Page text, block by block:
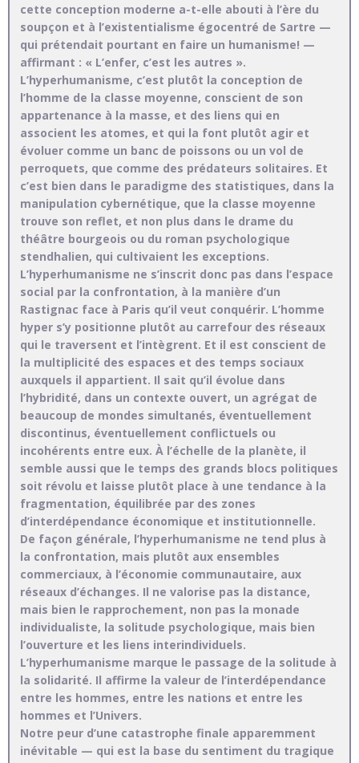
cette conception moderne a-t-elle abouti à l’ère du
soupçon et à l’existentialisme égocentré de Sartre —
qui prétendait pourtant en faire un humanisme! —
affirmant : « L’enfer, c’est les autres ».
L’hyperhumanisme, c’est plutôt la conception de
l’homme de la classe moyenne, conscient de son
appartenance à la masse, et des liens qui en
associent les atomes, et qui la font plutôt agir et
évoluer comme un banc de poissons ou un vol de
perroquets, que comme des prédateurs solitaires. Et
c’est bien dans le paradigme des statistiques, dans la
manipulation cybernétique, que la classe moyenne
trouve son reflet, et non plus dans le drame du
théâtre bourgeois ou du roman psychologique
stendhalien, qui cultivaient les exceptions.
L’hyperhumanisme ne s’inscrit donc pas dans l’espace
social par la confrontation, à la manière d’un
Rastignac face à Paris qu’il veut conquérir. L’homme
hyper s’y positionne plutôt au carrefour des réseaux
qui le traversent et l’intègrent. Et il est conscient de
la multiplicité des espaces et des temps sociaux
auxquels il appartient. Il sait qu’il évolue dans
l’hybridité, dans un contexte ouvert, un agrégat de
beaucoup de mondes simultanés, éventuellement
discontinus, éventuellement conflictuels ou
incohérents entre eux. À l’échelle de la planète, il
semble aussi que le temps des grands blocs politiques
soit révolu et laisse plutôt place à une tendance à la
fragmentation, équilibrée par des zones
d’interdépendance économique et institutionnelle.
De façon générale, l’hyperhumanisme ne tend plus à
la confrontation, mais plutôt aux ensembles
commerciaux, à l’économie communautaire, aux
réseaux d’échanges. Il ne valorise pas la distance,
mais bien le rapprochement, non pas la monade
individualiste, la solitude psychologique, mais bien
l’ouverture et les liens interindividuels.
L’hyperhumanisme marque le passage de la solitude à
la solidarité. Il affirme la valeur de l’interdépendance
entre les hommes, entre les nations et entre les
hommes et l’Univers.
Notre peur d’une catastrophe finale apparemment
inévitable — qui est la base du sentiment du tragique